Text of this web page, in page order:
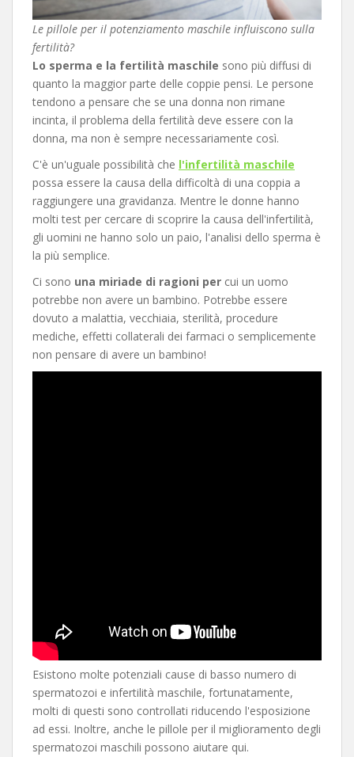
Le pillole per il potenziamento maschile influiscono sulla
fertilità?
Lo sperma e la fertilità maschile sono più diffusi di
quanto la maggior parte delle coppie pensi. Le persone
tendono a pensare che se una donna non rimane
incinta, il problema della fertilità deve essere con la
donna, ma non è sempre necessariamente così.
C'è un'uguale possibilità che l'infertilità maschile
possa essere la causa della difficoltà di una coppia a
raggiungere una gravidanza. Mentre le donne hanno
molti test per cercare di scoprire la causa dell'infertilità,
gli uomini ne hanno solo un paio, l'analisi dello sperma è
la più semplice.
Ci sono una miriade di ragioni per cui un uomo
potrebbe non avere un bambino. Potrebbe essere
dovuto a malattia, vecchiaia, sterilità, procedure
mediche, effetti collaterali dei farmaci o semplicemente
non pensare di avere un bambino!
Esistono molte potenziali cause di basso numero di
spermatozoi e infertilità maschile, fortunatamente,
molti di questi sono controllati riducendo l'esposizione
ad essi. Inoltre, anche le pillole per il miglioramento degli
spermatozoi maschili possono aiutare qui.